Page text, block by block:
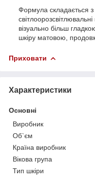
Формула складається з
візуально більш
шкіру матовою,
Приховати
Характеристики
Основні
Виробник
Об`єм
Країна виробник
Вікова група
Тип шкіри